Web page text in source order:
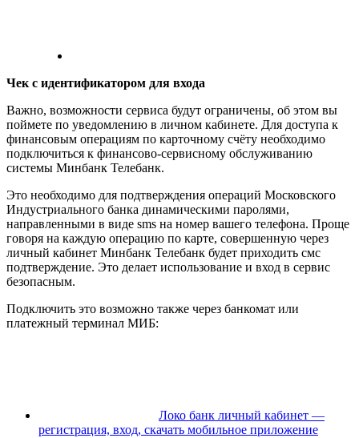
Чек с идентификатором для входа
Важно, возможности сервиса будут ограничены, об этом вы
поймете по уведомлению в личном кабинете. Для доступа к
финансовым операциям по карточному счёту необходимо
подключиться к финансово-сервисному обслуживанию
системы Минбанк Телебанк.
Это необходимо для подтверждения операций Московского
Индустриального банка динамическими паролями,
направленными в виде sms на номер вашего телефона. Проще
говоря на каждую операцию по карте, совершенную через
личный кабинет Минбанк Телебанк будет приходить смс
подтверждение. Это делает использование и вход в сервис
безопасным.
Подключить это возможно также через банкомат или
платежный терминал МИБ:
Локо банк личный кабинет —
регистрация, вход, скачать мобильное приложение